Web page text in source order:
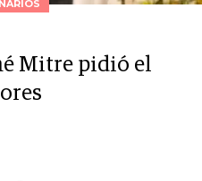
Mitre pidió el